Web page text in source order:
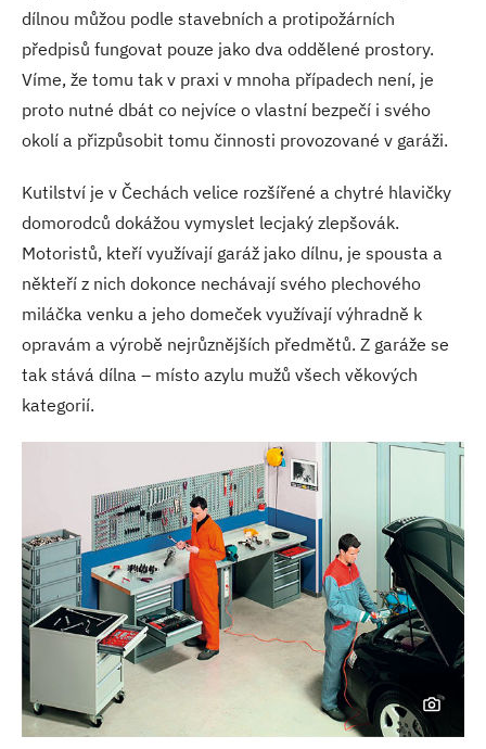
dílnou můžou podle stavebních a protipožárních
předpisů fungovat pouze jako dva oddělené prostory.
Víme, že tomu tak v praxi v mnoha případech není, je
proto nutné dbát co nejvíce o vlastní bezpečí i svého
okolí a přizpůsobit tomu činnosti provozované v garáži.
Kutilství je v Čechách velice rozšířené a chytré hlavičky
domorodců dokážou vymyslet lecjaký zlepšovák.
Motoristů, kteří využívají garáž jako dílnu, je spousta a
někteří z nich dokonce nechávají svého plechového
miláčka venku a jeho domeček využívají výhradně k
opravám a výrobě nejrůznějších předmětů. Z garáže se
tak stává dílna – místo azylu mužů všech věkových
kategorií.